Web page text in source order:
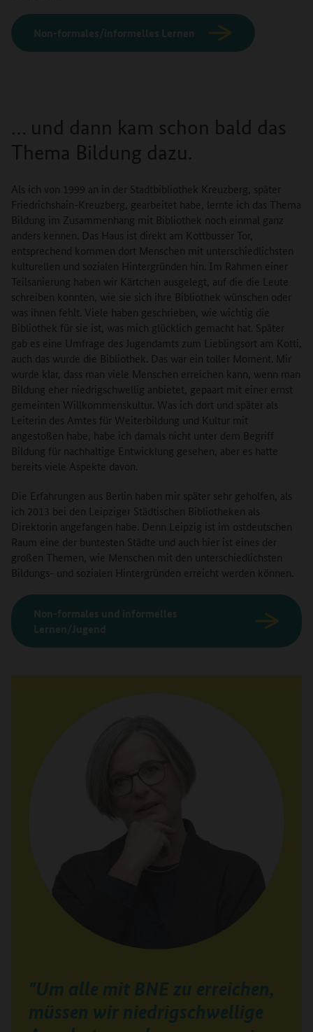
Non-formales/informelles Lernen
… und dann kam schon bald das
Thema Bildung dazu.
Als ich von 1999 an in der Stadtbibliothek Kreuzberg, später
Friedrichshain-Kreuzberg, gearbeitet habe, lernte ich das Thema
Bildung im Zusammenhang mit Bibliothek noch einmal ganz
anders kennen. Das Haus ist direkt am Kottbusser Tor,
entsprechend kommen dort Menschen mit unterschiedlichsten
kulturellen und sozialen Hintergründen hin. Im Rahmen einer
Teilsanierung haben wir Kärtchen ausgelegt, auf die die Leute
schreiben konnten, wie sie sich ihre Bibliothek wünschen oder
was ihnen fehlt. Viele haben geschrieben, wie wichtig die
Bibliothek für sie ist, was mich glücklich gemacht hat. Später
gab es eine Umfrage des Jugendamts zum Lieblingsort am Kotti,
auch das wurde die Bibliothek. Das war ein toller Moment. Mir
wurde klar, dass man viele Menschen erreichen kann, wenn man
Bildung eher niedrigschwellig anbietet, gepaart mit einer ernst
gemeinten Willkommenskultur. Was ich dort und später als
Leiterin des Amtes für Weiterbildung und Kultur mit
angestoßen habe, habe ich damals nicht unter dem Begriff
Bildung für nachhaltige Entwicklung gesehen, aber es hatte
bereits viele Aspekte davon.
Die Erfahrungen aus Berlin haben mir später sehr geholfen, als
ich 2013 bei den Leipziger Städtischen Bibliotheken als
Direktorin angefangen habe. Denn Leipzig ist im ostdeutschen
Raum eine der buntesten Städte und auch hier ist eines der
großen Themen, wie Menschen mit den unterschiedlichsten
Bildungs- und sozialen Hintergründen erreicht werden können.
Non-formales und informelles
Lernen/Jugend
"Um alle mit BNE zu erreichen,
müssen wir niedrigschwellige